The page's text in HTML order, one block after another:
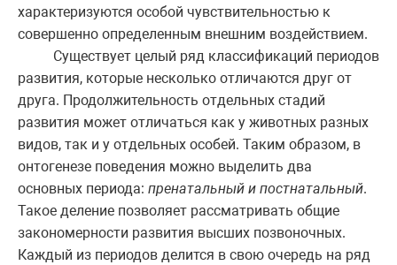
характеризуются особой чувствительностью к
совершенно определенным внешним воздействием.
Существует целый ряд классификаций периодов
развития, которые несколько отличаются друг от
друга. Продолжительность отдельных стадий
развития может отличаться как у животных разных
видов, так и у отдельных особей. Таким образом, в
онтогенезе поведения можно выделить два
основных периода: пренатальный и постнатальный.
Такое деление позволяет рассматривать общие
закономерности развития высших позвоночных.
Каждый из периодов делится в свою очередь на ряд